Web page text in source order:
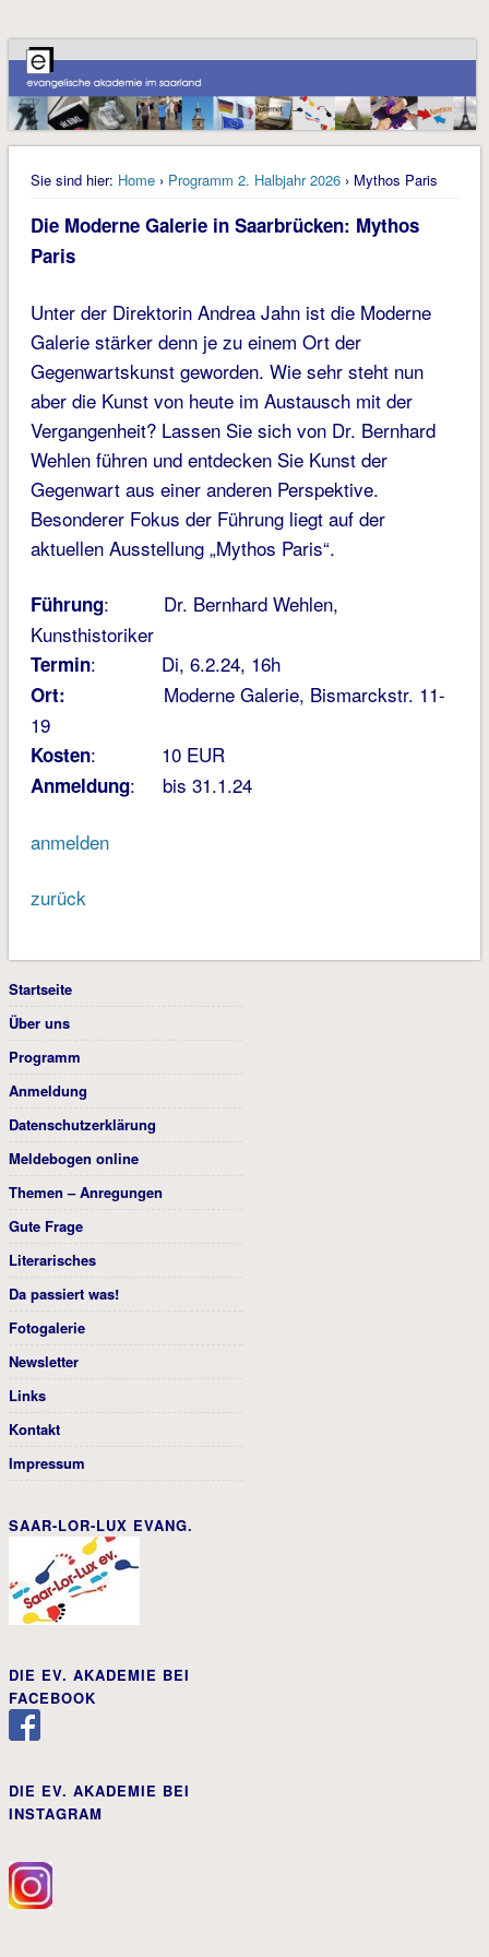
Sie sind hier: Home› Programm 2. Halbjahr 2026› Mythos Paris
Die Moderne Galerie in Saarbrücken: Mythos
Paris
Unter der Direktorin Andrea Jahn ist die Moderne
Galerie stärker denn je zu einem Ort der
Gegenwartskunst geworden. Wie sehr steht nun
aber die Kunst von heute im Austausch mit der
Vergangenheit? Lassen Sie sich von Dr. Bernhard
Wehlen führen und entdecken Sie Kunst der
Gegenwart aus einer anderen Perspektive.
Besonderer Fokus der Führung liegt auf der
aktuellen Ausstellung „Mythos Paris“.
Führung: Dr. Bernhard Wehlen,
Kunsthistoriker
Termin: Di, 6.2.24, 16h
Ort: Moderne Galerie, Bismarckstr. 11-
19
Kosten: 10 EUR
Anmeldung: bis 31.1.24
anmelden
zurück
Startseite
Über uns
Programm
Anmeldung
Datenschutzerklärung
Meldebogen online
Themen – Anregungen
Gute Frage
Literarisches
Da passiert was!
Fotogalerie
Newsletter
Links
Kontakt
Impressum
SAAR-LOR-LUX EVANG.
DIE EV. AKADEMIE BEI
FACEBOOK
DIE EV. AKADEMIE BEI
INSTAGRAM